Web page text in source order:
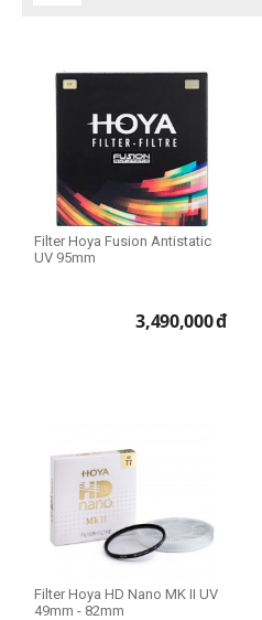
CPL Slim
HMC-UV
UX CPL
UX UV
Filter Hoya Fusion Antistatic
UV 95mm
3,490,000đ
Filter Hoya HD Nano MK II UV
49mm - 82mm